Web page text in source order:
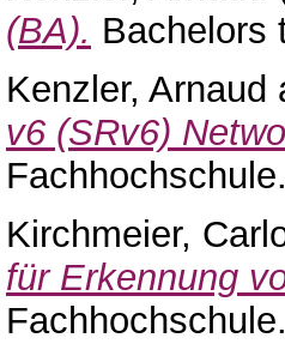
(BA). Bachelors
Kenzler, Arnaud
v6 (SRv6)
Fachhochschule.
Kirchmeier,
für Erkennung
Fachhochschule.